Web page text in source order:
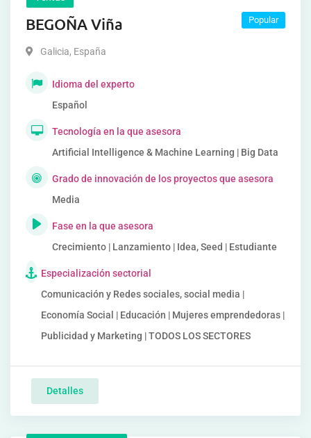
BEGOÑA Viña Popular
Galicia, España
Idioma del experto
Español
Tecnología en la que asesora
Artificial Intelligence & Machine Learning | Big Data
Grado de innovación de los proyectos que asesora
Media
Fase en la que asesora
Crecimiento | Lanzamiento | Idea, Seed | Estudiante
Especialización sectorial
Comunicación y Redes sociales, social media |
Economía Social | Educación | Mujeres emprendedoras |
Publicidad y Marketing | TODOS LOS SECTORES
Detalles